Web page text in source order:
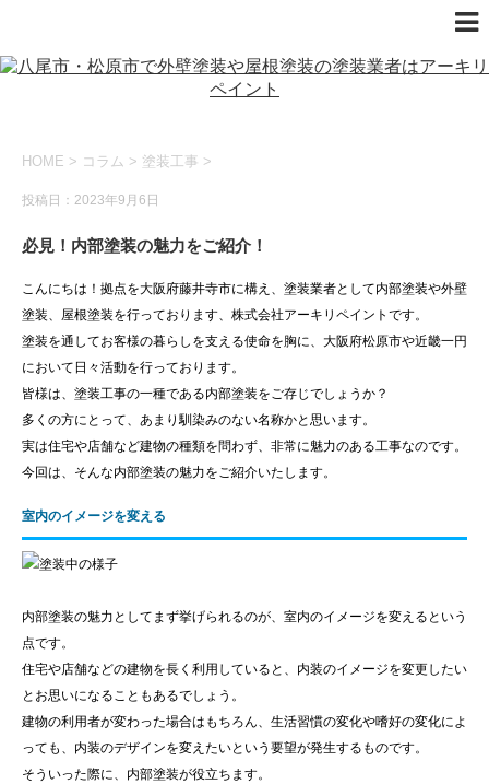
HOME > コラム > 塗装工事 >
投稿日：2023年9月6日
必見！内部塗装の魅力をご紹介！
こんにちは！拠点を大阪府藤井寺市に構え、塗装業者として内部塗装や外壁
塗装、屋根塗装を行っております、株式会社アーキリペイントです。
塗装を通してお客様の暮らしを支える使命を胸に、大阪府松原市や近畿一円
において日々活動を行っております。
皆様は、塗装工事の一種である内部塗装をご存じでしょうか？
多くの方にとって、あまり馴染みのない名称かと思います。
実は住宅や店舗など建物の種類を問わず、非常に魅力のある工事なのです。
今回は、そんな内部塗装の魅力をご紹介いたします。
室内のイメージを変える
内部塗装の魅力としてまず挙げられるのが、室内のイメージを変えるという
点です。
住宅や店舗などの建物を長く利用していると、内装のイメージを変更したい
とお思いになることもあるでしょう。
建物の利用者が変わった場合はもちろん、生活習慣の変化や嗜好の変化によ
っても、内装のデザインを変えたいという要望が発生するものです。
そういった際に、内部塗装が役立ちます。